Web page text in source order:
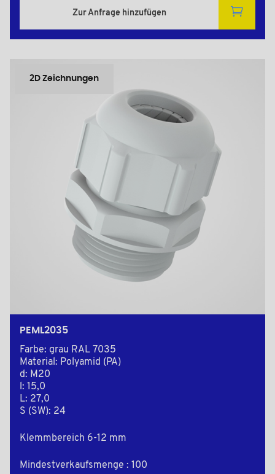
Zur Anfrage hinzufügen
2D Zeichnungen
PEML2035
Farbe: grau RAL 7035
Material: Polyamid (PA)
d: M20
l: 15,0
L: 27,0
S (SW): 24
Klemmbereich 6-12 mm
Mindestverkaufsmenge : 100